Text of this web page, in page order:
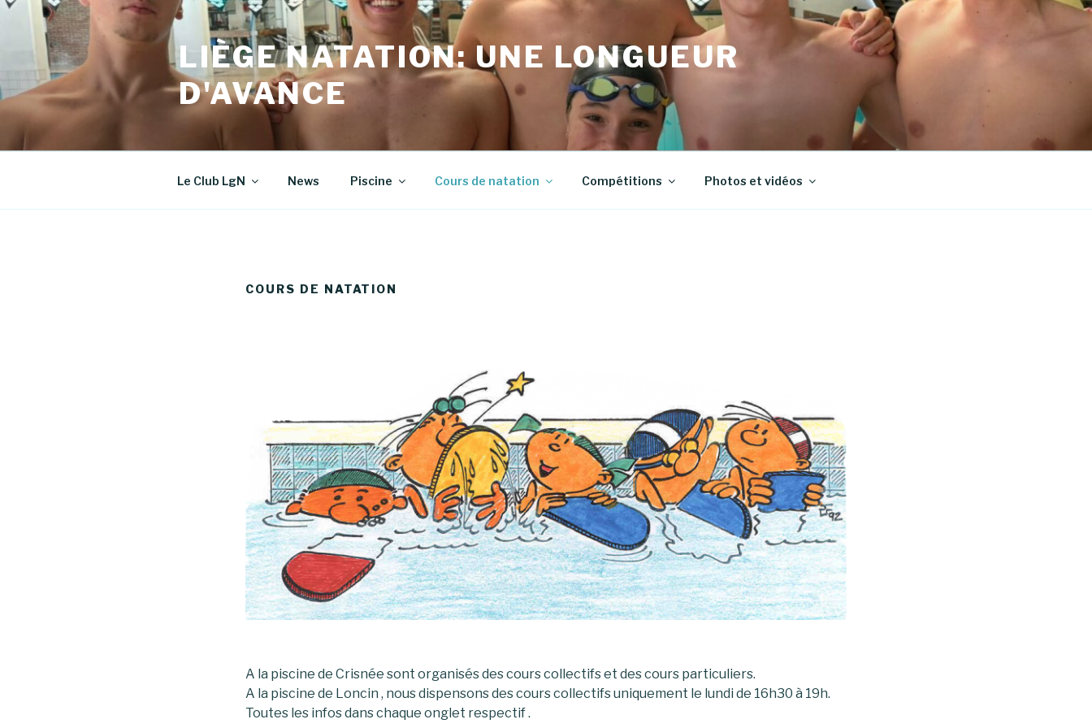
Aller
contenu
principal
LIÈGE NATATION: UNE LONGUEUR
D'AVANCE
Le Club LgN News Piscine Cours de natation Compétitions Photos et vidéos
COURS DE NATATION
A la piscine de Crisnée sont organisés des cours collectifs et des cours particuliers.
A la piscine de Loncin , nous dispensons des cours collectifs uniquement le lundi de 16h30 à 19h.
Toutes les infos dans chaque onglet respectif .